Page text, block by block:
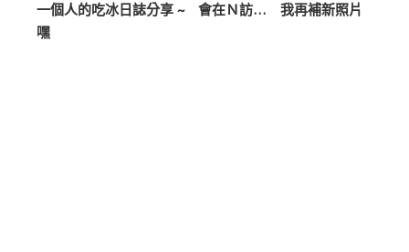
一個人的吃冰日誌分享 ~ 會在Ｎ訪… 我再補新照片
嘿